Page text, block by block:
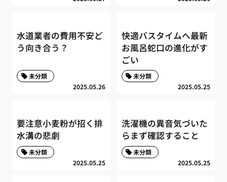
水道業者の費用不安ど
う向き合う？
2025.05.26
未分類
快適バスタイムへ最新
お風呂蛇口の進化がす
ごい
2025.05.25
未分類
要注意小麦粉が招く排
水溝の悲劇
2025.05.25
未分類
洗濯機の異音気づいた
らまず確認すること
2025.05.25
未分類